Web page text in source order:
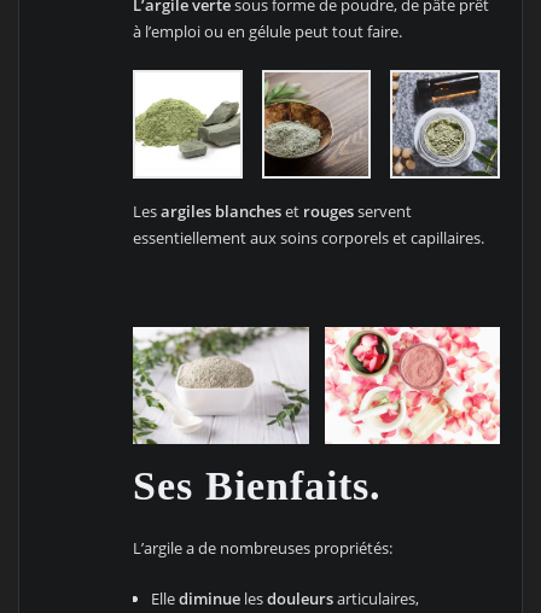
L’argile vertesous forme de poudre, de pâte prêt
à l’emploi ou en gélule peut tout faire.
Lesargiles blancheset rougesservent
essentiellement aux soins corporels et capillaires.
Ses Bienfaits.
L’argile a de nombreuses propriétés:
Ellediminuelesdouleursarticulaires,